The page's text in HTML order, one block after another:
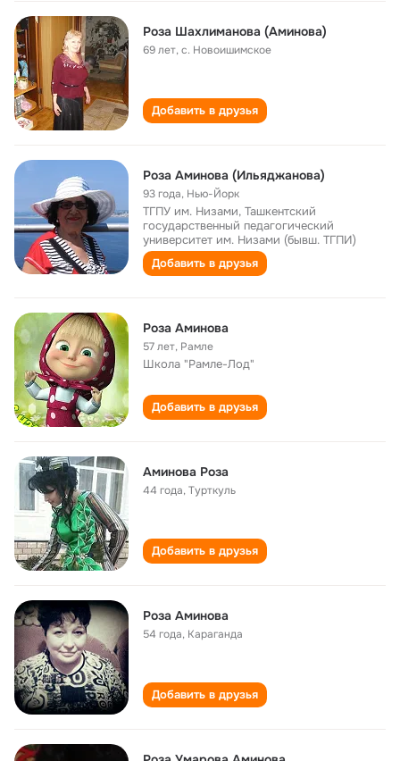
Роза Шахлиманова (Аминова)
69 лет,c. Hовоишимское
Добавить в друзья
Роза Аминова (Ильяджанова)
93 года, Нью-Йорк
ТГПУ им. Низами, Ташкентский
государственный педагогический
университет им. Низами (бывш. ТГПИ)
Добавить в друзья
Роза Аминова
57 лет, Рамле
Школа "Рамле-Лод"
Добавить в друзья
Аминова Роза
44 года,Турткуль
Добавить в друзья
Роза Аминова
54 года, Караганда
Добавить в друзья